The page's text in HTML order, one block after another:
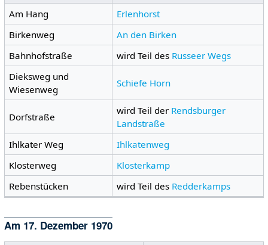
Am Hang
Erlenhorst
Birkenweg
An den Birken
Bahnhofstraße
wird Teil des Russeer Wegs
Dieksweg und
Wiesenweg
Schiefe Horn
Dorfstraße
wird Teil der Rendsburger
Landstraße
Ihlkater Weg
Ihlkatenweg
Klosterweg
Klosterkamp
Rebenstücken
wird Teil des Redderkamps
Am 17. Dezember 1970